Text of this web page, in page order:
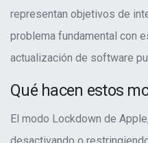
representan objetivos de
problema fundamental con
actualización de software
Qué hacen estos
El modo Lockdown de